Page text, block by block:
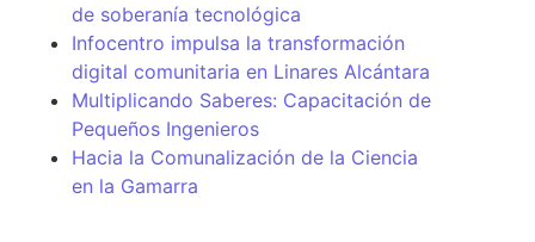
de soberanía tecnológica
Infocentro impulsa la transformación
digital comunitaria en Linares Alcántara
Multiplicando Saberes: Capacitación de
Pequeños Ingenieros
Hacia la Comunalización de la Ciencia
en la Gamarra